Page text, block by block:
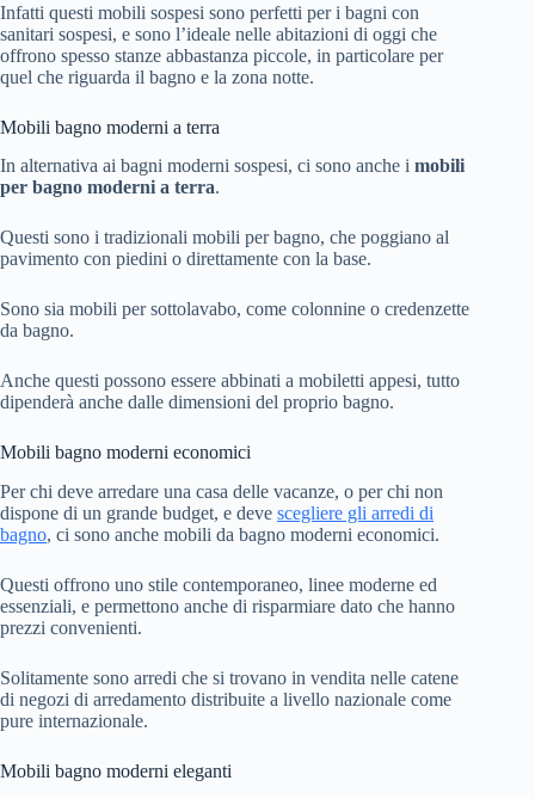
Infatti questi mobili sospesi sono perfetti per i bagni con
sanitari sospesi, e sono l’ideale nelle abitazioni di oggi che
offrono spesso stanze abbastanza piccole, in particolare per
quel che riguarda il bagno e la zona notte.
Mobili bagno moderni a terra
In alternativa ai bagni moderni sospesi, ci sono anche i mobili
per bagno moderni a terra.
Questi sono i tradizionali mobili per bagno, che poggiano al
pavimento con piedini o direttamente con la base.
Sono sia mobili per sottolavabo, come colonnine o credenzette
da bagno.
Anche questi possono essere abbinati a mobiletti appesi, tutto
dipenderà anche dalle dimensioni del proprio bagno.
Mobili bagno moderni economici
Per chi deve arredare una casa delle vacanze, o per chi non
dispone di un grande budget, e deve scegliere gli arredi di
bagno, ci sono anche mobili da bagno moderni economici.
Questi offrono uno stile contemporaneo, linee moderne ed
essenziali, e permettono anche di risparmiare dato che hanno
prezzi convenienti.
Solitamente sono arredi che si trovano in vendita nelle catene
di negozi di arredamento distribuite a livello nazionale come
pure internazionale.
Mobili bagno moderni eleganti